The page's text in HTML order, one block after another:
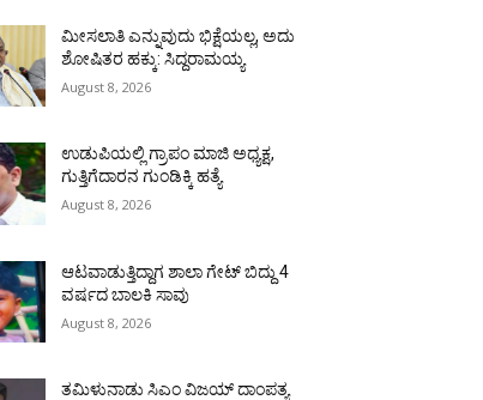
ಮೀಸಲಾತಿ ಎನ್ನುವುದು ಭಿಕ್ಷೆಯಲ್ಲ, ಅದು
ಶೋಷಿತರ ಹಕ್ಕು: ಸಿದ್ದರಾಮಯ್ಯ
August 8, 2026
ಉಡುಪಿಯಲ್ಲಿ ಗ್ರಾಪಂ ಮಾಜಿ ಅಧ್ಯಕ್ಷ,
ಗುತ್ತಿಗೆದಾರನ ಗುಂಡಿಕ್ಕಿ ಹತ್ಯೆ
August 8, 2026
ಆಟವಾಡುತ್ತಿದ್ದಾಗ ಶಾಲಾ ಗೇಟ್‌ ಬಿದ್ದು 4
ವರ್ಷದ ಬಾಲಕಿ ಸಾವು
August 8, 2026
ತಮಿಳುನಾಡು ಸಿಎಂ ವಿಜಯ್‌ ದಾಂಪತ್ಯ